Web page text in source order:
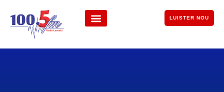
LUISTER NOU